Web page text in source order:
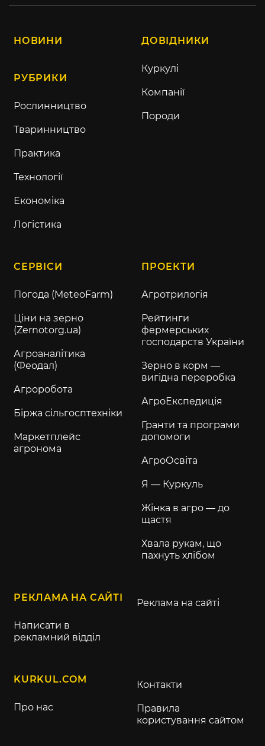
НОВИНИ
РУБРИКИ
Рослинництво
Тваринництво
Практика
Технології
Економіка
Логістика
ДОВІДНИКИ
Куркулі
Компанії
Породи
СЕРВІСИ
Погода (MeteoFarm)
Ціни на зерно
(Zernotorg.ua)
Агроаналітика
(Феодал)
Агроробота
Біржа сільгосптехніки
Маркетплейс
агронома
ПРОЕКТИ
Агротрилогія
Рейтинги
фермерських
господарств України
Зерно в корм —
вигідна переробка
АгроЕкспедиція
Гранти та програми
допомоги
АгроОсвіта
Я — Куркуль
Жінка в агро — до
щастя
Хвала рукам, що
пахнуть хлібом
РЕКЛАМА НА САЙТІ
Написати в
рекламний відділ
Реклама на сайті
KURKUL.COM
Про нас
Контакти
Правила
користування сайтом